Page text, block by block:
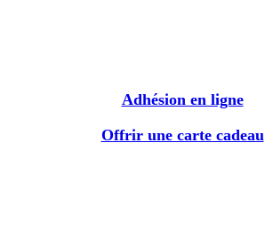
Adhésion en ligne
Offrir une carte cadeau